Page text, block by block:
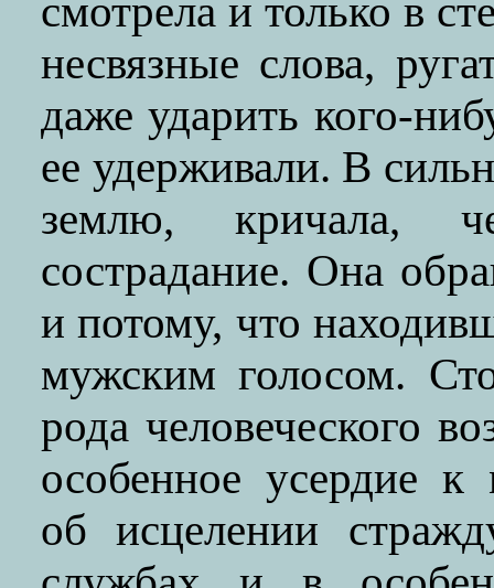
смотрела и только в
несвязные слова,
даже ударить кого-
ее удерживали. В
землю, кричала,
сострадание. Она
и потому, что
мужским голосом.
рода человеческого
особенное усердие
об исцелении